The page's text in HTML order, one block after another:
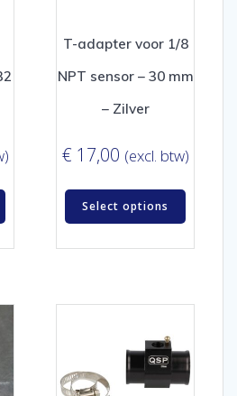
T-adapter voor 1/8
NPT sensor – 30 mm
– Zilver
€ 17,00 (excl. btw)
Select options